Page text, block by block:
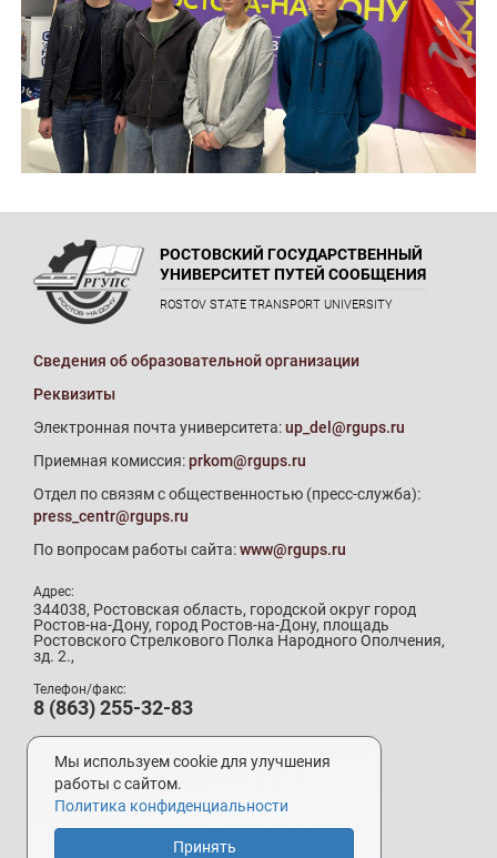
РОСТОВСКИЙ ГОСУДАРСТВЕННЫЙ
УНИВЕРСИТЕТ ПУТЕЙ СООБЩЕНИЯ
ROSTOV STATE TRANSPORT UNIVERSITY
Сведения об образовательной организации
Реквизиты
Электронная почта университета:up_del@rgups.ru
Приемная комиссия:prkom@rgups.ru
Отдел по связям с общественностью (пресс-служба):
press_centr@rgups.ru
По вопросам работы сайта:www@rgups.ru
Адрес:
344038, Ростовская область, городской округ город
Ростов-на-Дону, город Ростов-на-Дону, площадь
Ростовского Стрелкового Полка Народного Ополчения,
зд. 2.,
Телефон/факс:
8 (863) 255-32-83
Телефон приемной комиссии:
8 (800) 707-19-29
8 (863) 272-64-88
Мы используем cookie для улучшения
работы с сайтом.
Политика конфиденциальности
Принять